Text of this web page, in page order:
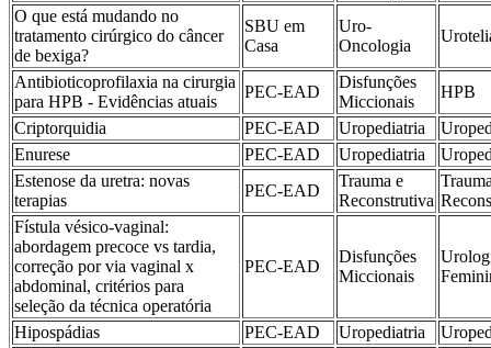
O que está mudando no
tratamento cirúrgico do câncer
de bexiga?
SBU em
Casa
Uro-
Oncologia
Antibioticoprofilaxia na cirurgia
para HPB - Evidências atuais
PEC-EAD
Disfunções
Miccionais
HPB
Criptorquidia
PEC-EAD Uropediatria
Enurese
PEC-EAD Uropediatria
Estenose da uretra: novas
terapias
PEC-EAD
Trauma e
Reconstrutiva
Fístula vésico-vaginal:
abordagem precoce vs tardia,
correção por via vaginal x
abdominal, critérios para
seleção da técnica operatória
PEC-EAD
Disfunções
Miccionais
Hipospádias PEC-EAD Uropediatria